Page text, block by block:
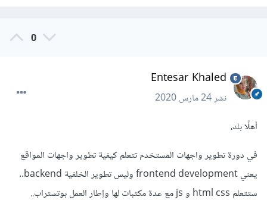
0
Entesar Khaled
نشر24 مارس 2020
أهلًا بك،
في دورة تطوير واجهات المستخدم تتعلم كيفية تطوير واجهات المواقع
يعني frontend development وليس تطوير الخلفية backend..
ستتعلم html css و js مع عدة مكتبات لها وإطار العمل بوتستراب..